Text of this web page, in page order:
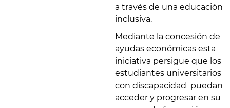
a través de una educación
inclusiva.
Mediante la concesión de
ayudas económicas esta
iniciativa persigue que los
estudiantes universitarios
con discapacidad puedan
acceder y progresar en su